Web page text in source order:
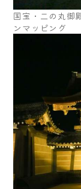
国宝・二の丸御
ンマッピング